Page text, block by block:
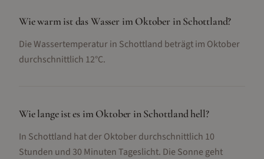
Wie warm ist das Wasser im Oktober in Schottland?
Die Wassertemperatur in Schottland beträgt im Oktober
durchschnittlich 12°C.
Wie lange ist es im Oktober in Schottland hell?
In Schottland hat der Oktober durchschnittlich 10
Stunden und 30 Minuten Tageslicht. Die Sonne geht